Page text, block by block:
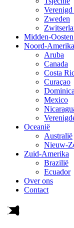
Zweden
Midden-Oosten
Noord-Amerika
Aruba
Canada
Costa
Curaçao
Mexico
Oceanië
Australië
Nieuw-
Zuid-Amerika
Brazilië
Ecuador
Over ons
Contact